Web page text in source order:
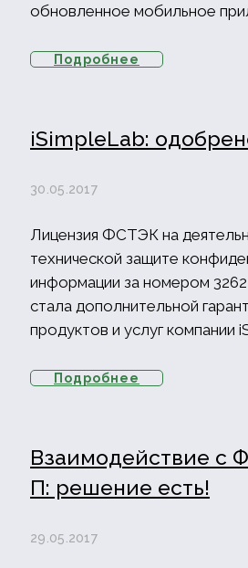
обновленное мобильное
Подробнее
iSimpleLab:
30.05.2017
Лицензия ФСТЭК на
технической защите
информации за номером 3262,
стала дополнительной
продуктов и услуг компании
Подробнее
Взаимодействие с
П: решение есть!
29.05.2017